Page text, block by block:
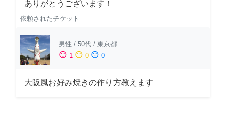
ありがとうございます！
依頼されたチケット
男性 / 50代 / 東京都
sentiment_satisfied 1 sentiment_neutral 0 sentiment_dissatisfied 0
大阪風お好み焼きの作り方教えます